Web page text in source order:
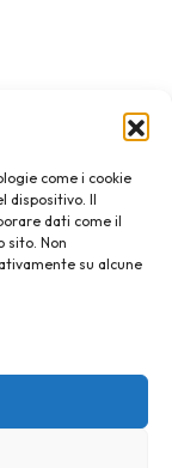
come i cookie
dispositivo. Il
dati come il
sito. Non
su alcune